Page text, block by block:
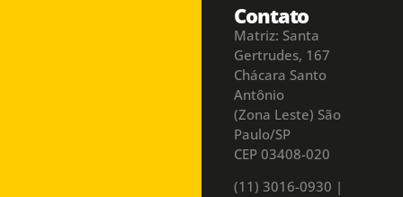
Contato
Matriz: Santa
Gertrudes, 167
Chácara Santo
Antônio
(Zona Leste) São
Paulo/SP
CEP 03408-020
(11) 3016-0930​ |